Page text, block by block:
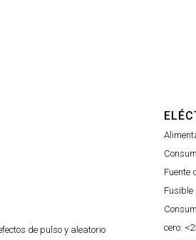
de pulso y aleatorio
Fuente
cero: